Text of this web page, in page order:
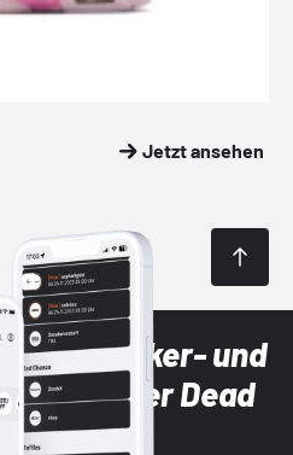
Jetzt ansehen
Sneaker- und
mit der Dead